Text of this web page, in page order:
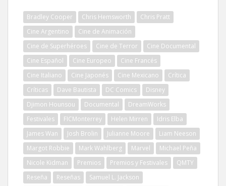
Bradley Cooper Chris Hemsworth
Chris Pratt
Cine Argentino
Cine de Animación
Cine de Superhéroes
Cine de Terror
Cine Documental
Cine Español
Cine Europeo
Cine Francés
Cine Italiano
Cine Japonés Cine Mexicano
Crítica
Críticas
Dave Bautista DC Comics
Disney
Djimon Hounsou
Documental
DreamWorks
Festivales
FICMonterrey Helen Mirren
Idris Elba
James Wan
Josh Brolin Julianne Moore
Liam Neeson
Margot Robbie
Mark Wahlberg Marvel
Michael Peña
Nicole Kidman
Premios Premios y Festivales
QMTY
Reseña
Reseñas
Samuel L. Jackson